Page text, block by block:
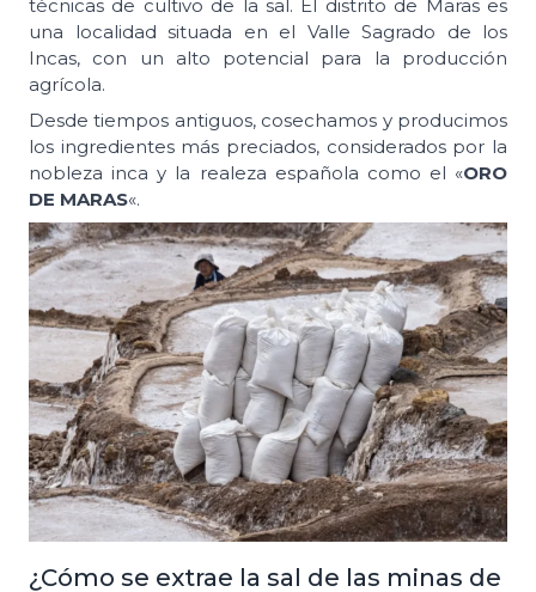
técnicas de cultivo de la sal. El distrito de Maras es
una localidad situada en el Valle Sagrado de los
Incas, con un alto potencial para la producción
agrícola.
Desde tiempos antiguos, cosechamos y producimos
los ingredientes más preciados, considerados por la
nobleza inca y la realeza española como el «ORO
DE MARAS«.
¿Cómo se extrae la sal de las minas de